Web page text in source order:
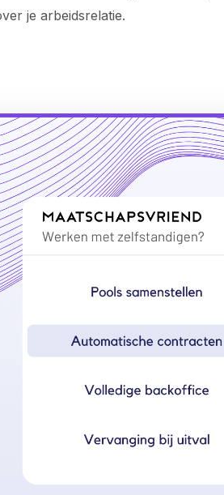
je arbeidsrelatie.